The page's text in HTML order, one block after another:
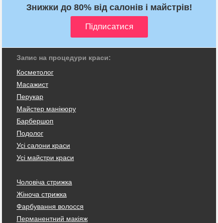
Знижки до 80% від салонів і майстрів!
Запис на процедури краси:
Косметолог
Масажист
Перукар
Майстер манікюру
Барбершоп
Подолог
Усі салони краси
Усі майстри краси
Чоловіча стрижка
Жіноча стрижка
Фарбування волосся
Перманентний макіяж